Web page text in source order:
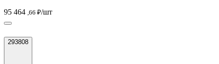
95 464 ,66 ₽/шт
293808